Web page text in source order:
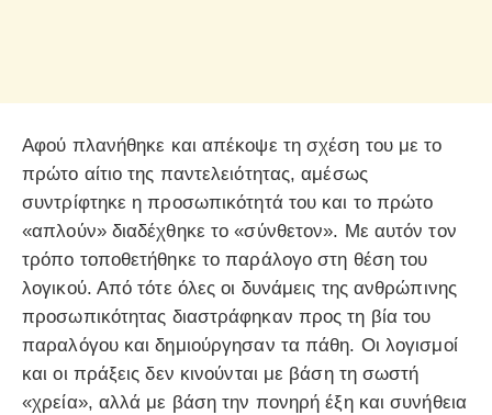
Αφού πλανήθηκε και απέκοψε τη σχέση του με το
πρώτο αίτιο της παντελειότητας, αμέσως
συντρίφτηκε η προσωπικότητά του και το πρώτο
«απλούν» διαδέχθηκε το «σύνθετον». Με αυτόν τον
τρόπο τοποθετήθηκε το παράλογο στη θέση του
λογικού. Από τότε όλες οι δυνάμεις της ανθρώπινης
προσωπικότητας διαστράφηκαν προς τη βία του
παραλόγου και δημιούργησαν τα πάθη. Οι λογισμοί
και οι πράξεις δεν κινούνται με βάση τη σωστή
«χρεία», αλλά με βάση την πονηρή έξη και συνήθεια